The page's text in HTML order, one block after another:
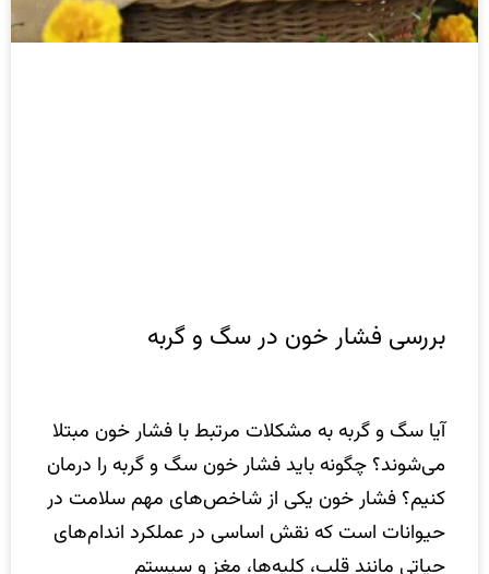
بررسی فشار خون در سگ و گربه
آیا سگ و گربه به مشکلات مرتبط با فشار خون مبتلا
می‌شوند؟ چگونه باید فشار خون سگ و گربه را درمان
کنیم؟ فشار خون یکی از شاخص‌های مهم سلامت در
حیوانات است که نقش اساسی در عملکرد اندام‌های
حیاتی مانند قلب، کلیه‌ها، مغز و سیستم